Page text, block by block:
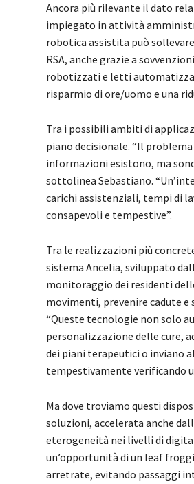
Ancora più rilevante il dato
impiegato in attività
robotica assistita può
RSA, anche grazie a
robotizzati e letti
risparmio di ore/uomo e una
Tra i possibili ambiti di
piano decisionale. “Il
informazioni esistono, ma
sottolinea Sebastiano.
carichi assistenziali, tempi di
consapevoli e tempestive”.
Tra le realizzazioni più
sistema Ancelia, sviluppato
monitoraggio dei residenti
movimenti, prevenire cadute
“Queste tecnologie non solo
personalizzazione delle cure,
dei piani terapeutici o inviano
tempestivamente verificando
Ma dove troviamo questi
soluzioni, accelerata anche
eterogeneità nei livelli di
un’opportunità di un leaf
arretrate, evitando passaggi